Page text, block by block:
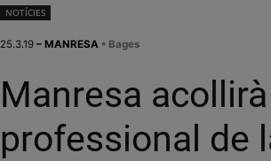
NOTÍCIES
25.3.19 – MANRESA • Bages
Manresa
professional de